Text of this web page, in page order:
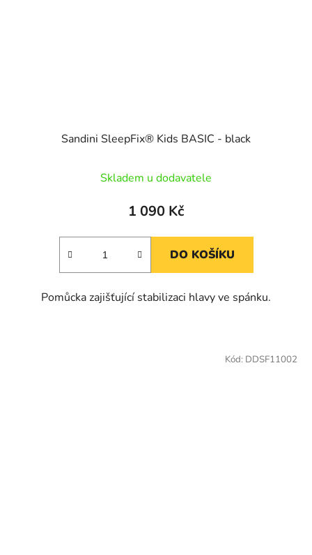
Sandini SleepFix® Kids BASIC - black
Skladem u dodavatele
1 090 Kč
DO KOŠÍKU
Pomůcka zajišťující stabilizaci hlavy ve spánku.
Kód: DDSF11002